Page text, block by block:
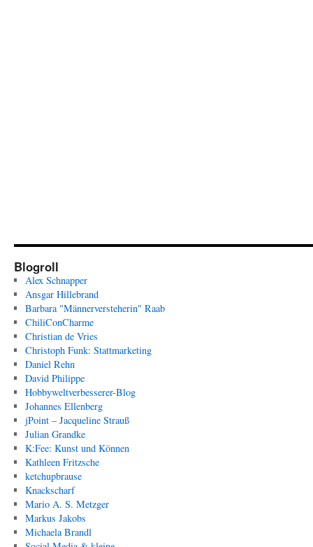
Blogroll
Alex Schnapper
Ansgar Hillebrand
Barbara "Männerversteherin" Raab
ChiliConCharme
Christian de Vries
Christoph Funk: Stattmarketing
Daniel Rehn
David Philippe
Hobbyweltverbesserer-Blog
Johannes Ellenberg
jPoint – Jacqueline Strauß
Julian Grandke
K:Fee: Kunst und Können
Kathleen Fritzsche
ketchupbrause
Knackscharf
Mario A. S. Metzger
Markus Jakobs
Michaela Brandl